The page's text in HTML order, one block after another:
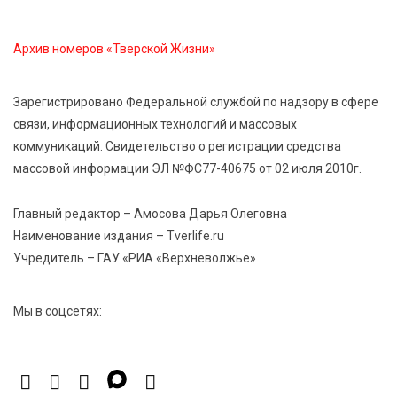
высокие зарплаты и как изменились доходы
6 Авг 2026 12:43 3767
компенсируют ипотеку
Архив номеров «Тверской Жизни»
Зарегистрировано Федеральной службой по надзору в сфере
связи, информационных технологий и массовых
коммуникаций. Свидетельство о регистрации средства
массовой информации ЭЛ №ФС77-40675 от 02 июля 2010г.
Главный редактор – Амосова Дарья Олеговна
Наименование издания – Tverlife.ru
Учредитель – ГАУ «РИА «Верхневолжье»
Мы в соцсетях: